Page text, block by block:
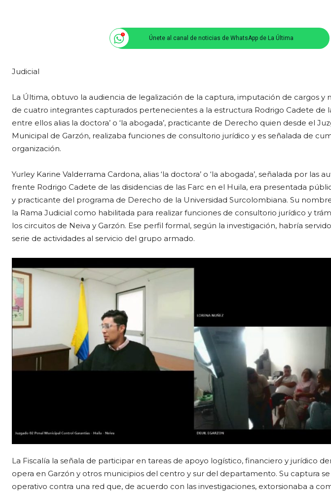
Únete al canal de noticias de WhatsApp de La Última
Judicial
La Última, obtuvo la audiencia de legalización de la captura, imputación de cargos y
de cuatro integrantes capturados pertenecientes a la estructura Rodrigo Cadete de
entre ellos alias la doctora’ o ‘la abogada’, practicante de Derecho quien desde el
Municipal de Garzón, realizaba funciones de consultorio jurídico y es señalada de
organización.
Yurley Karine Valderrama Cardona, alias ‘la doctora’ o ‘la abogada’, señalada por las
frente Rodrigo Cadete de las disidencias de las Farc en el Huila, era presentada
y practicante del programa de Derecho de la Universidad Surcolombiana. Su
la Rama Judicial como habilitada para realizar funciones de consultorio jurídico y
los circuitos de Neiva y Garzón. Ese perfil formal, según la investigación, habría
serie de actividades al servicio del grupo armado.
La Fiscalía la señala de participar en tareas de apoyo logístico, financiero y jurídico
opera en Garzón y otros municipios del centro y sur del departamento. Su captura
operativo contra una red que, de acuerdo con las investigaciones, extorsionaba a